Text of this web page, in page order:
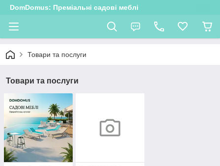
DomDomus: Преміальні садові меблі
Товари та послуги
Товари та послуги